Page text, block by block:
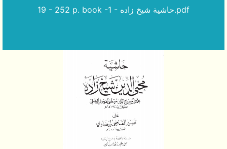
19 - 252 p. book -1 - حاشية شيخ زاده.pdf